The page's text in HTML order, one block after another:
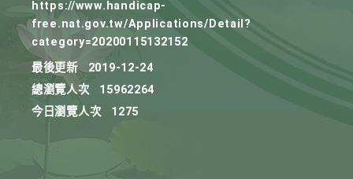
https://www.handicap-
free.nat.gov.tw/Applications/Detail?
category=20200115132152
最後更新
2019-12-24
總瀏覽人次
15962264
今日瀏覽人次
1275